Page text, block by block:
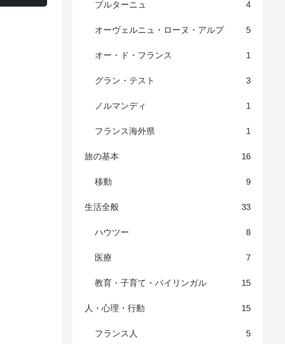
ブルターニュ 4
オーヴェルニュ・ローヌ・アルプ 5
オー・ド・フランス 1
グラン・テスト 3
ノルマンディ 1
フランス海外県 1
旅の基本 16
移動 9
生活全般 33
ハウツー 8
医療 7
教育・子育て・バイリンガル 15
人・心理・行動 15
フランス人 5